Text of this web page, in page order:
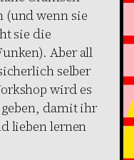
(und wenn sie
sie die
Aber all
selber
wird es
damit ihr
lieben lernen